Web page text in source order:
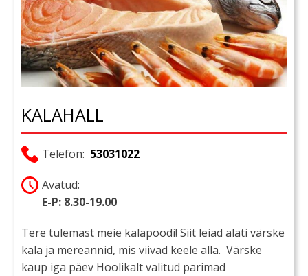
KALAHALL
Telefon: 53031022
Avatud:
E-P: 8.30-19.00
Tere tulemast meie kalapoodi! Siit leiad alati värske
kala ja mereannid, mis viivad keele alla. Värske
kaup iga päev Hoolikalt valitud parimad